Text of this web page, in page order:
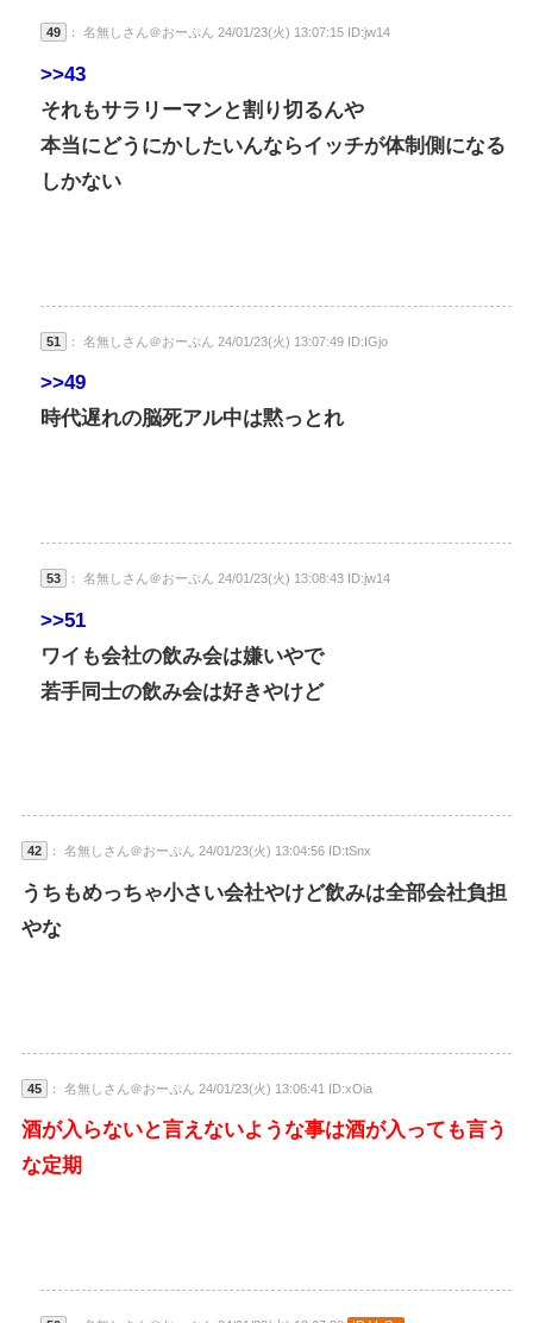
49 ： 名無しさん＠おーぷん 24/01/23(火) 13:07:15 ID:jw14
>>43
それもサラリーマンと割り切るんや
本当にどうにかしたいんならイッチが体制側になる
しかない
51 ： 名無しさん＠おーぷん 24/01/23(火) 13:07:49 ID:IGjo
>>49
時代遅れの脳死アル中は黙っとれ
53 ： 名無しさん＠おーぷん 24/01/23(火) 13:08:43 ID:jw14
>>51
ワイも会社の飲み会は嫌いやで
若手同士の飲み会は好きやけど
42 ： 名無しさん＠おーぷん 24/01/23(火) 13:04:56 ID:tSnx
うちもめっちゃ小さい会社やけど飲みは全部会社負担
やな
45 ： 名無しさん＠おーぷん 24/01/23(火) 13:06:41 ID:xOia
酒が入らないと言えないような事は酒が入っても言う
な定期